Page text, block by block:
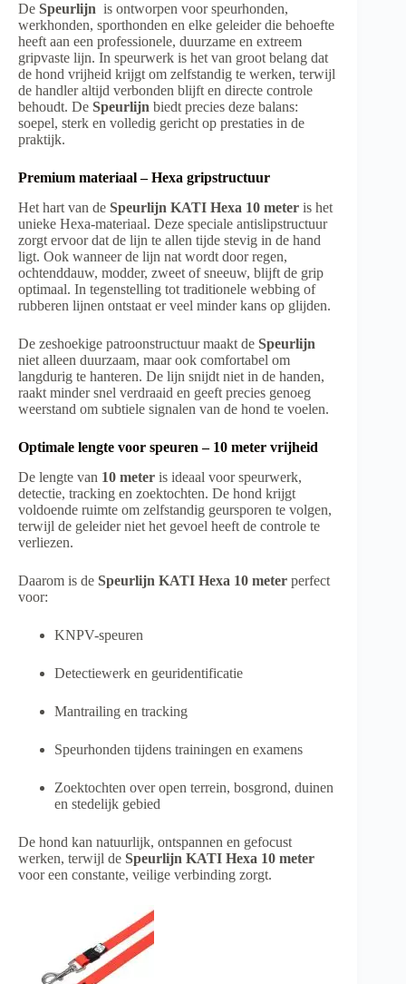
De Speurlijn is ontworpen voor speurhonden,
werkhonden, sporthonden en elke geleider die behoefte
heeft aan een professionele, duurzame en extreem
gripvaste lijn. In speurwerk is het van groot belang dat
de hond vrijheid krijgt om zelfstandig te werken, terwijl
de handler altijd verbonden blijft en directe controle
behoudt. De Speurlijn biedt precies deze balans:
soepel, sterk en volledig gericht op prestaties in de
praktijk.
Premium materiaal – Hexa gripstructuur
Het hart van de Speurlijn KATI Hexa 10 meter is het
unieke Hexa-materiaal. Deze speciale antislipstructuur
zorgt ervoor dat de lijn te allen tijde stevig in de hand
ligt. Ook wanneer de lijn nat wordt door regen,
ochtenddauw, modder, zweet of sneeuw, blijft de grip
optimaal. In tegenstelling tot traditionele webbing of
rubberen lijnen ontstaat er veel minder kans op glijden.
De zeshoekige patroonstructuur maakt de Speurlijn
niet alleen duurzaam, maar ook comfortabel om
langdurig te hanteren. De lijn snijdt niet in de handen,
raakt minder snel verdraaid en geeft precies genoeg
weerstand om subtiele signalen van de hond te voelen.
Optimale lengte voor speuren – 10 meter vrijheid
De lengte van 10 meter is ideaal voor speurwerk,
detectie, tracking en zoektochten. De hond krijgt
voldoende ruimte om zelfstandig geursporen te volgen,
terwijl de geleider niet het gevoel heeft de controle te
verliezen.
Daarom is de Speurlijn KATI Hexa 10 meter perfect
voor:
KNPV-speuren
Detectiewerk en geuridentificatie
Mantrailing en tracking
Speurhonden tijdens trainingen en examens
Zoektochten over open terrein, bosgrond, duinen
en stedelijk gebied
De hond kan natuurlijk, ontspannen en gefocust
werken, terwijl de Speurlijn KATI Hexa 10 meter
voor een constante, veilige verbinding zorgt.